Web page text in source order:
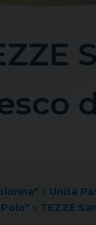
» Unità
» TEZZE